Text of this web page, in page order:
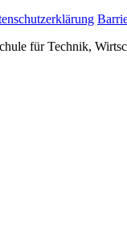
für Technik,